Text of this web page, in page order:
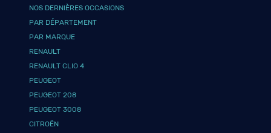
NOS DERNIÈRES OCCASIONS
PAR DÉPARTEMENT
PAR MARQUE
RENAULT
RENAULT CLIO 4
PEUGEOT
PEUGEOT 208
PEUGEOT 3008
CITROËN